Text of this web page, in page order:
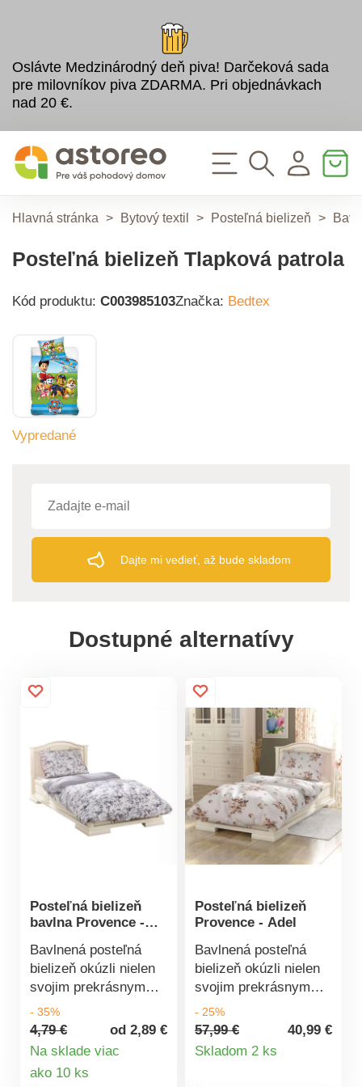
Oslávte Medzinárodný deň piva! Darčeková sada
pre milovníkov piva ZDARMA. Pri objednávkach
nad 20 €.
Hlavná stránka > Bytový textil > Posteľná bielizeň >
Posteľná bielizeň Tlapková patrola
Kód produktu: C003985103Značka: Bedtex
Vypredané
Dajte mi vedieť, až bude skladom
Dostupné alternatívy
Posteľná bielizeň
bavlna Provence -
Bavlnená posteľná
bielizeň okúzli nielen
svojim prekrásnym
vzhľadom, ale aj
jemnosťou a dlhou
životnosťou bavlnenej
hýčkať aj počas
- 35%
4,79 €
od 2,89 €
Na sklade viac
ako 10 ks
Posteľná bielizeň
Provence - Adel
Bavlnená posteľná
bielizeň okúzli nielen
svojim prekrásnym
vzhľadom, ale aj
jemnosťou a dlhou
životnosťou bavlnenej
- 25%
57,99 €
40,99 €
Skladom 2 ks
Detail